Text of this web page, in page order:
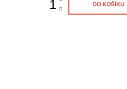
DO KOŠÍKU